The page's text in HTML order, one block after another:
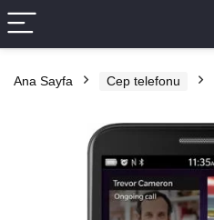
Ana Sayfa Cep telefonu